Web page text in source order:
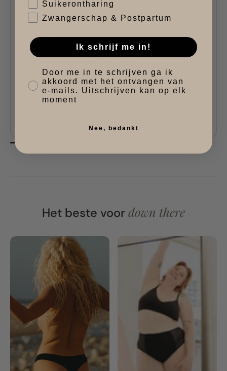
Altijd fijne ervaring, ook met nieuwe specialists. Ik ben
redelijk introvert,
nerveus/ongemakkelijk gevoeld. Wat voor
mij echt opvallend weinig is!
Het beste voordown there
Suikerontharing
Zwangerschap & Postpartum
Ik schrijf me in!
Accept marketing
Door me in te schrijven ga ik
akkoord met het ontvangen van
e-mails. Uitschrijven kan op elk
moment
Nee, bedankt